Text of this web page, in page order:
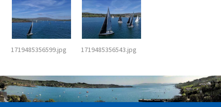
1719485356599.jpg 1719485356543.jpg